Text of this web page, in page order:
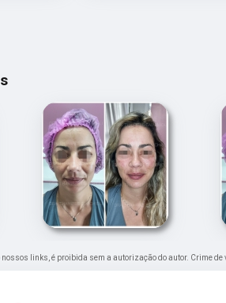
links, é proibida sem a autorização do autor. Crime